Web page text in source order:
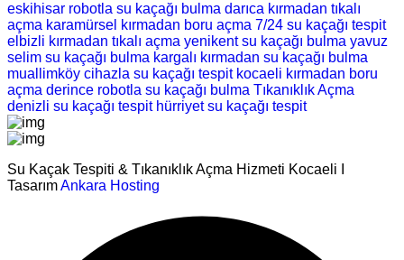
eskihisar robotla su kaçağı bulma darıca kırmadan tıkalı
açma karamürsel kırmadan boru açma 7/24 su kaçağı tespit
elbizli kırmadan tıkalı açma yenikent su kaçağı bulma yavuz
selim su kaçağı bulma kargalı kırmadan su kaçağı bulma
muallimköy cihazla su kaçağı tespit kocaeli kırmadan boru
açma derince robotla su kaçağı bulma Tıkanıklık Açma
denizli su kaçağı tespit hürriyet su kaçağı tespit
Su Kaçak Tespiti & Tıkanıklık Açma Hizmeti Kocaeli I
TasarımAnkara Hosting